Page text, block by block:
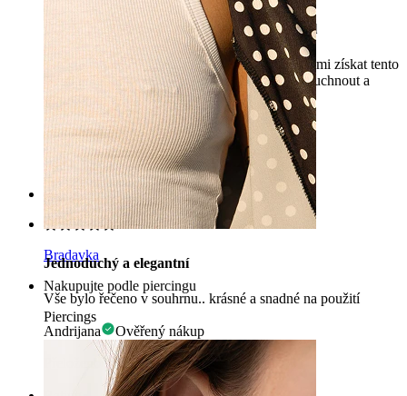
Bradavka
Nakupujte podle piercingu
Piercings
Dostal jsem tento piercing, abych se uzdravil
Tento obchod má mnoho možností, podařilo se mi získat tento
kousek v 8 mm pro mé helix tak, aby mohl napuchnout a
uzdravit se!
Celita Ověřený nákup
Přeloženo pomocí AI Zobrazit původní text
Rating
Jednoduchý a elegantní
Vše bylo řečeno v souhrnu.. krásné a snadné na použití
Andrijana Ověřený nákup
Přeloženo pomocí AI Zobrazit původní text